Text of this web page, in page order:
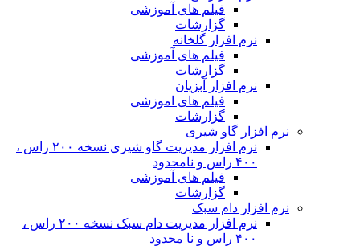
فیلم های آموزشی
گزارشات
نرم افزار گلخانه
فیلم های آموزشی
گزارشات
نرم افزار آبزیان
فیلم های اموزشی
گزارشات
نرم افزار گاو شیری
نرم افزار مدیریت گاو شیری نسخه ۲۰۰ راس ،
۴۰۰ راس و نامحدود
فیلم های آموزشی
گزارشات
نرم افزار دام سبک
نرم افزار مدیریت دام سبک نسخه ۲۰۰ راس ،
۴۰۰ راس و نا محدود